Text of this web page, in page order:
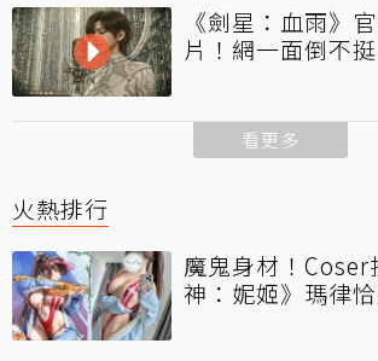
《劍星：血雨》
片！網一面倒不
看更多
火熱排行
魔鬼身材！Coser
神：妮姬》瑪律